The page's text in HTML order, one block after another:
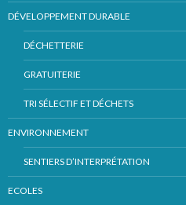
DÉVELOPPEMENT DURABLE
DÉCHETTERIE
GRATUITERIE
TRI SÉLECTIF ET DÉCHETS
ENVIRONNEMENT
SENTIERS D’INTERPRÉTATION
ECOLES